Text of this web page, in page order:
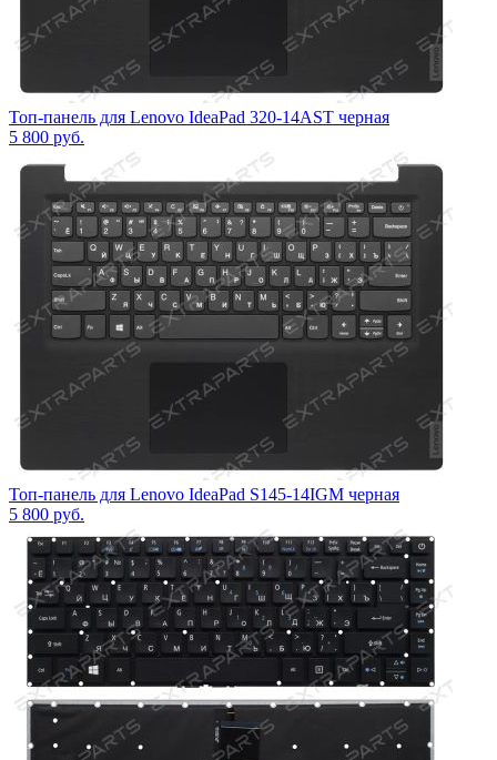
Топ-панель для Lenovo IdeaPad 320-14AST черная
5 800 руб.
Топ-панель для Lenovo IdeaPad S145-14IGM черная
5 800 руб.